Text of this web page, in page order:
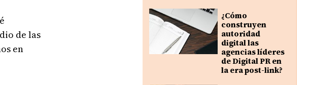
de las
en
¿Cómo
construyen
autoridad
digital las
agencias líderes
de Digital PR en
la era post-link?